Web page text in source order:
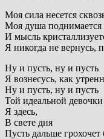
Моя сила несется
Моя душа поднимается
И мысль
Я никогда не вернусь,
Ну и пусть, ну и пусть
Я вознесусь, как
Ну и пусть, ну и пусть
Той идеальной
Я здесь,
В свете дня
Пусть дальше грохочет